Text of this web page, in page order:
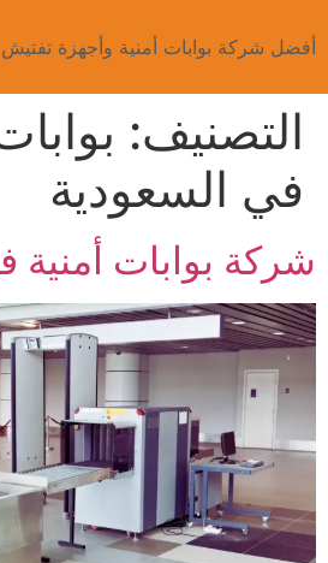
أفضل شركة بوابات أمنية وأجهزة تفتيش
التصنيف:
في السعودية
شركة بوابات أمنية